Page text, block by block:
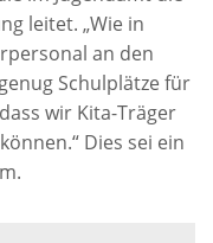
leitet. „Wie in
an den
Schulplätze für
wir Kita-Träger
Dies sei ein